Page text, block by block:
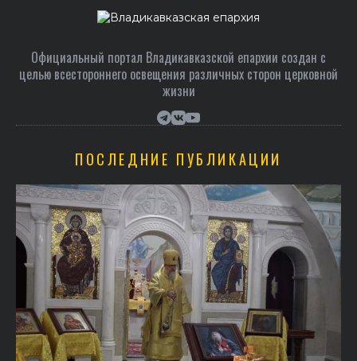
Официальный портал Владикавказской епархии создан c
целью всестороннего освещения различных сторон церковной
жизни
ПОСЛЕДНИЕ ПУБЛИКАЦИИ